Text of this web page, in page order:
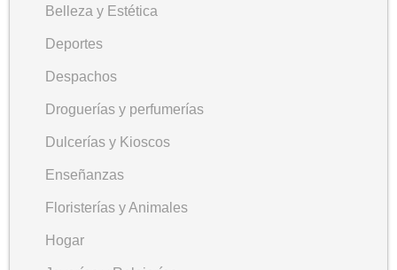
Belleza y Estética
Deportes
Despachos
Droguerías y perfumerías
Dulcerías y Kioscos
Enseñanzas
Floristerías y Animales
Hogar